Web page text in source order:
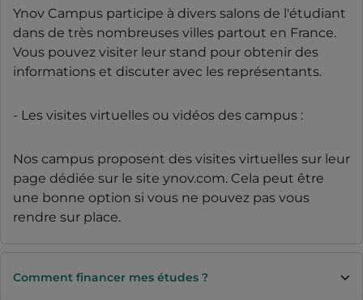
Ynov Campus participe à divers salons de l'étudiant
dans de très nombreuses villes partout en France.
Vous pouvez visiter leur stand pour obtenir des
informations et discuter avec les représentants.
- Les visites virtuelles ou vidéos des campus :
Nos campus proposent des visites virtuelles sur leur
page dédiée sur le site ynov.com. Cela peut être
une bonne option si vous ne pouvez pas vous
rendre sur place.
Comment financer mes études ?